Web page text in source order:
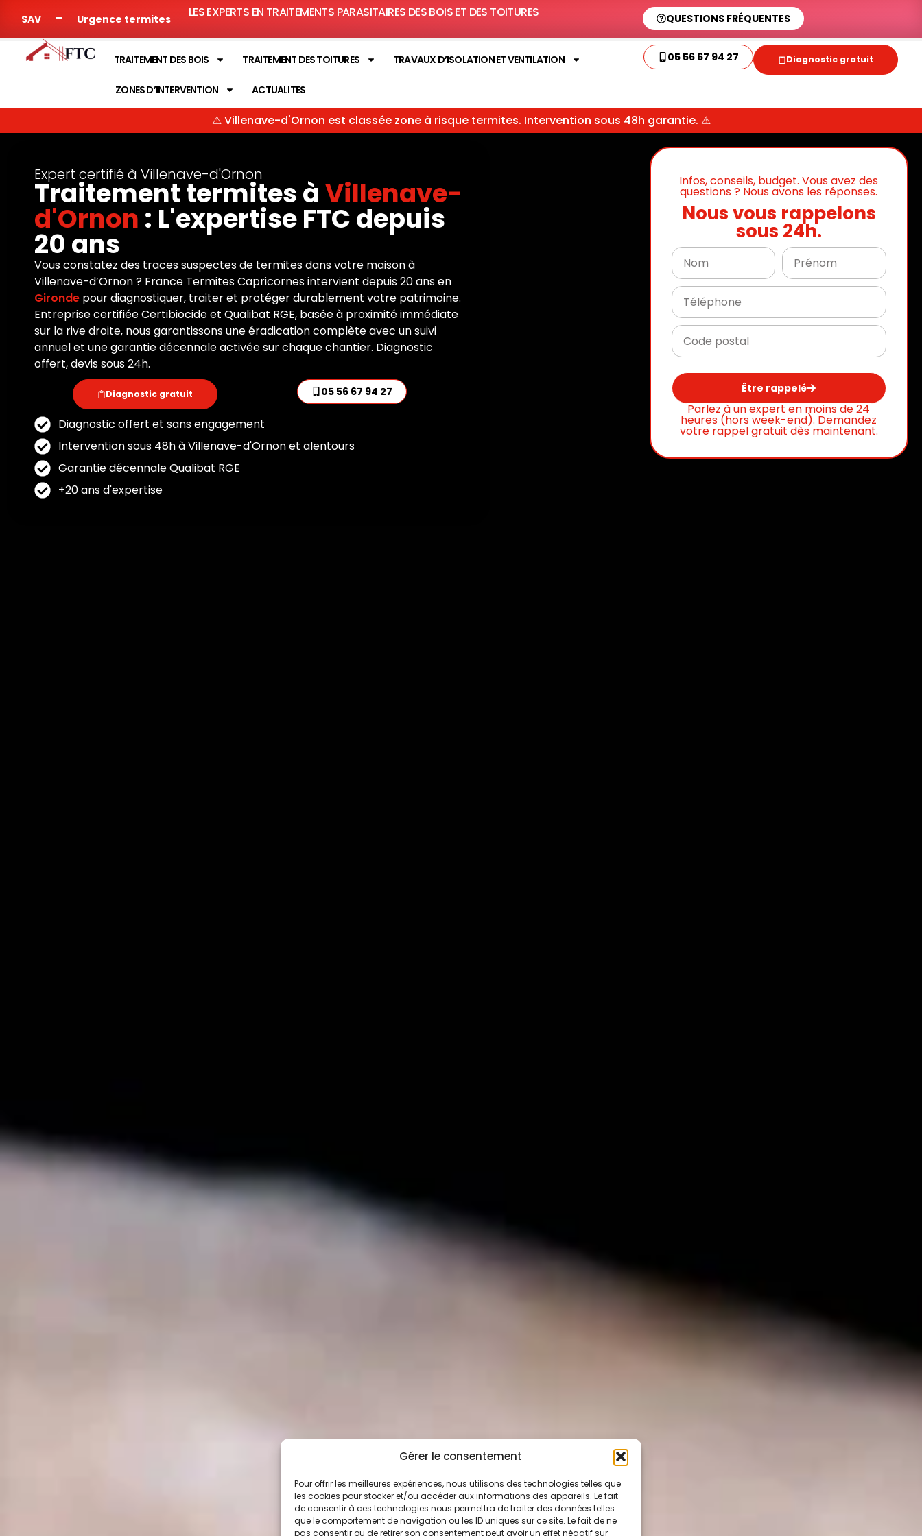
Gérer le consentement
Pour offrir les meilleures expériences, nous utilisons des technologies telles que
les cookies pour stocker et/ou accéder aux informations des appareils. Le fait
de consentir à ces technologies nous permettra de traiter des données telles
que le comportement de navigation ou les ID uniques sur ce site. Le fait de ne
pas consentir ou de retirer son consentement peut avoir un effet négatif sur
SAV Urgence termites LES EXPERTS EN TRAITEMENTS PARASITAIRES DES BOIS ET DES TOITURES QUESTIONS FRÉQUENTES
TRAITEMENT DES BOIS TRAITEMENT DES TOITURES TRAVAUX D’ISOLATION ET VENTILATION
ZONES D’INTERVENTION ACTUALITES
05 56 67 94 27 Diagnostic gratuit
⚠ Villenave-d'Ornon est classée zone à risque termites. Intervention sous 48h garantie. ⚠
Expert certifié à Villenave-d'Ornon
Traitement termites àVillenave-
d'Ornon : L'expertise FTC depuis
20 ans
Vous constatez des traces suspectes de termites dans votre maison à
Villenave-d’Ornon ? France Termites Capricornes intervient depuis 20 ans en
Gironde pour diagnostiquer, traiter et protéger durablement votre patrimoine.
Entreprise certifiée Certibiocide et Qualibat RGE, basée à proximité immédiate
sur la rive droite, nous garantissons une éradication complète avec un suivi
annuel et une garantie décennale activée sur chaque chantier. Diagnostic
offert, devis sous 24h.
Diagnostic gratuit 05 56 67 94 27
Diagnostic offert et sans engagement
Intervention sous 48h à Villenave-d'Ornon et alentours
Garantie décennale Qualibat RGE
+20 ans d'expertise
Infos, conseils, budget. Vous avez des
questions ? Nous avons les réponses.
Nous vous rappelons
sous 24h.
Être rappelé
Parlez à un expert en moins de 24
heures (hors week-end). Demandez
votre rappel gratuit dès maintenant.